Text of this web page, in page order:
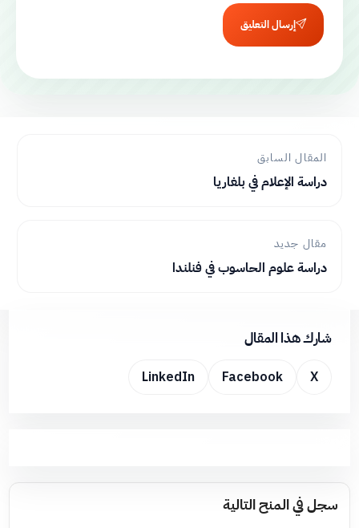
إرسال التعليق
المقال السابق
دراسة الإعلام في بلغاريا
مقال جديد
دراسة علوم الحاسوب في فنلندا
شارك هذا المقال
X
Facebook
LinkedIn
سجل في المنح التالية